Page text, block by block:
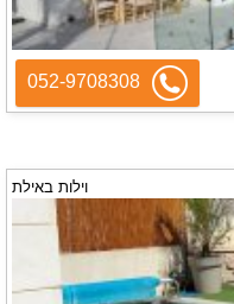
052-9708308
וילות באילת